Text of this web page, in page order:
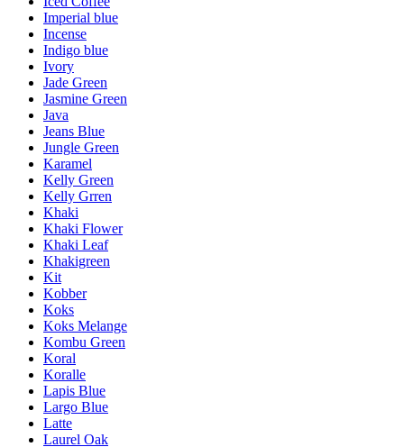
Imperial blue
Incense
Indigo blue
Ivory
Jade Green
Jasmine Green
Java
Jeans Blue
Jungle Green
Karamel
Kelly Green
Kelly Grren
Khaki
Khaki Flower
Khaki Leaf
Khakigreen
Kit
Kobber
Koks
Koks Melange
Kombu Green
Koral
Koralle
Lapis Blue
Largo Blue
Latte
Laurel Oak